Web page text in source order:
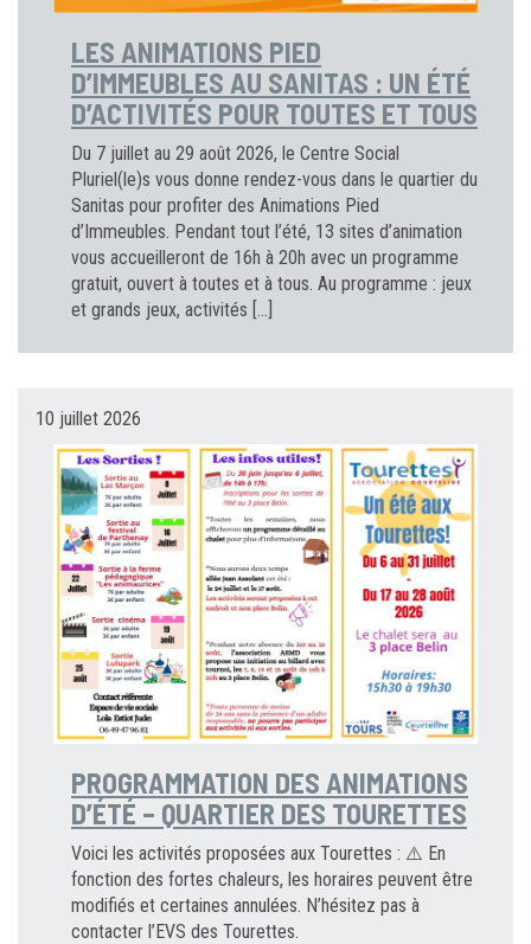
LES ANIMATIONS PIED
D’IMMEUBLES AU SANITAS : UN ÉTÉ
D’ACTIVITÉS POUR TOUTES ET TOUS
Du 7 juillet au 29 août 2026, le Centre Social
Pluriel(le)s vous donne rendez-vous dans le quartier du
Sanitas pour profiter des Animations Pied
d’Immeubles. Pendant tout l’été, 13 sites d’animation
vous accueilleront de 16h à 20h avec un programme
gratuit, ouvert à toutes et à tous. Au programme : jeux
et grands jeux, activités […]
10 juillet 2026
PROGRAMMATION DES ANIMATIONS
D’ÉTÉ – QUARTIER DES TOURETTES
Voici les activités proposées aux Tourettes : ⚠️ En
fonction des fortes chaleurs, les horaires peuvent être
modifiés et certaines annulées. N’hésitez pas à
contacter l’EVS des Tourettes.